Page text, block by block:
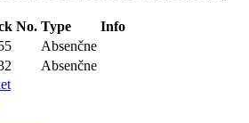
No. Type
Info
Absenčne
Absenčne